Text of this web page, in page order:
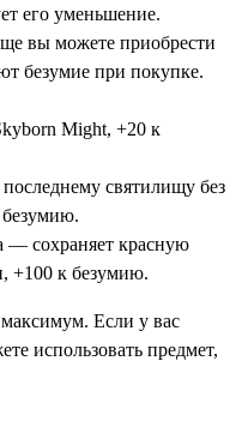
его уменьшение.
вы можете приобрести
безумие при покупке.
Might, +20 к
святилищу без
безумию.
— сохраняет красную
+100 к безумию.
Если у вас
использовать предмет,